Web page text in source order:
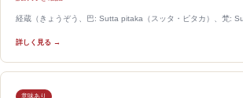
経蔵（きょうぞう、巴: Sutta pitaka（スッタ・ピタカ）、梵:
詳しく見る →
意味あり